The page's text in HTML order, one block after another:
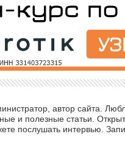
автор сайта.
и полезные статьи.
послушать интервью.